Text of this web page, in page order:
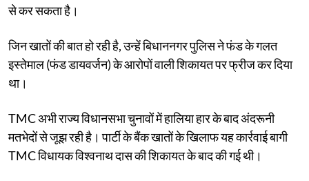
से कर सकता है।
जिन खातों की बात हो रही है, उन्हें बिधाननगर पुलिस ने फंड के गलत
इस्तेमाल (फंड डायवर्जन) के आरोपों वाली शिकायत पर फ्रीज कर दिया
था।
TMC अभी राज्य विधानसभा चुनावों में हालिया हार के बाद अंदरूनी
मतभेदों से जूझ रही है। पार्टी के बैंक खातों के खिलाफ यह कार्रवाई बागी
TMC विधायक विश्वनाथ दास की शिकायत के बाद की गई थी।